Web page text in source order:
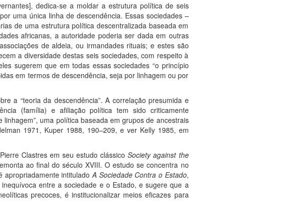
dedica-se a moldar a estrutura política de seis
uma única linha de descendência. Essas sociedades –
de uma estrutura política descentralizada baseada em
africanas, a autoridade poderia ser dada em outras
de aldeia, ou irmandades rituais; e estes são
a diversidade destas seis sociedades, com respeito à
sugerem que em todas essas sociedades “o princípio
em termos de descendência, seja por linhagem ou por
a “teoria da descendência”. A correlação presumida e
(família) e afiliação política tem sido criticamente
uma política baseada em grupos de ancestrais
1971, Kuper 1988, 190–209, e ver Kelly 1985, em
Clastres em seu estudo clássicoSociety against the
ao final do século XVIII. O estudo se concentra no
apropriadamente intituladoA Sociedade Contra o Estado,
entre a sociedade e o Estado, e sugere que a
precoces, é institucionalizar meios eficazes para